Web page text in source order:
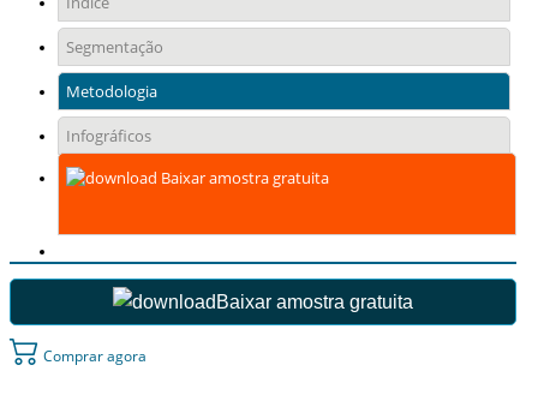
Segmentação
Metodologia
Infográficos
Baixar amostra gratuita
Baixar amostra gratuita
Comprar agora